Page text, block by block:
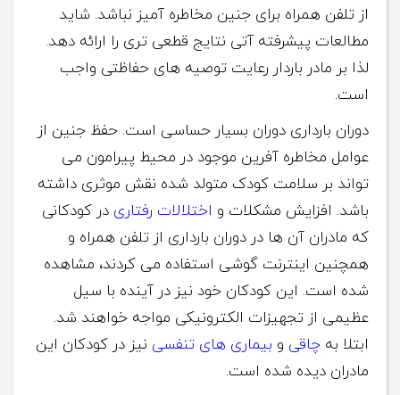
از تلفن همراه برای جنین مخاطره آمیز نباشد. شاید
مطالعات پیشرفته آتی نتایج قطعی تری را ارائه دهد.
لذا بر مادر باردار رعایت توصیه های حفاظتی واجب
است.
دوران بارداری دوران بسیار حساسی است. حفظ جنین از
عوامل مخاطره آفرین موجود در محیط پیرامون می
تواند بر سلامت کودک متولد شده نقش موثری داشته
باشد. افزایش مشکلات و اختلالات رفتاری در کودکانی
که مادران آن ها در دوران بارداری از تلفن همراه و
همچنین اینترنت گوشی استفاده می کردند، مشاهده
شده است. این کودکان خود نیز در آینده با سیل
عظیمی از تجهیزات الکترونیکی مواجه خواهند شد.
ابتلا به چاقی و بیماری های تنفسی نیز در کودکان این
مادران دیده شده است.